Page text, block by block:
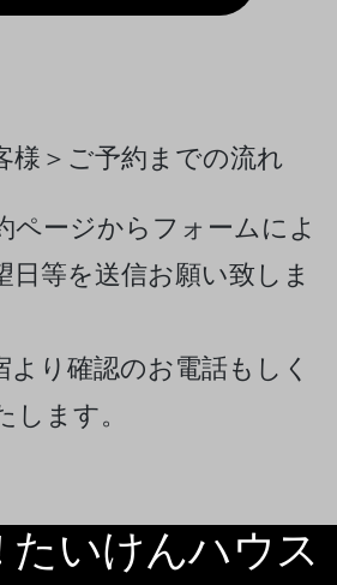
＞ご予約までの流れ
ページからフォームによ
日等を送信お願い致しま
より確認のお電話もしく
します。
たいけんハウス